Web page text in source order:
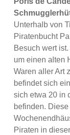
Unterhalb von
Piratenbucht
Besuch wert
um einen alten
Waren aller Art
befindet sich
sich etwa 20 in
befinden.
Piraten in